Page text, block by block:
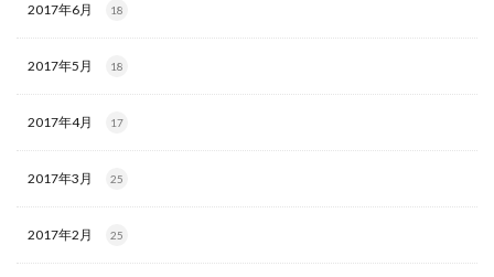
2017年6月 18
2017年5月 18
2017年4月 17
2017年3月 25
2017年2月 25